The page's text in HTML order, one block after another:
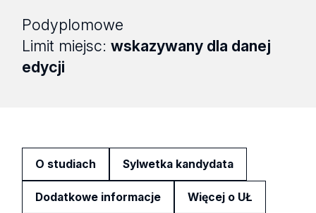
Podyplomowe
Limit miejsc:wskazywany dla danej
edycji
O studiach Sylwetka kandydata
Dodatkowe informacje Więcej o UŁ